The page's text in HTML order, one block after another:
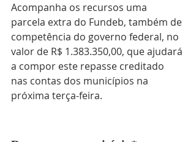
Acompanha os recursos uma
parcela extra do Fundeb, também de
competência do governo federal, no
valor de R$ 1.383.350,00, que ajudará
a compor este repasse creditado
nas contas dos municípios na
próxima terça-feira.